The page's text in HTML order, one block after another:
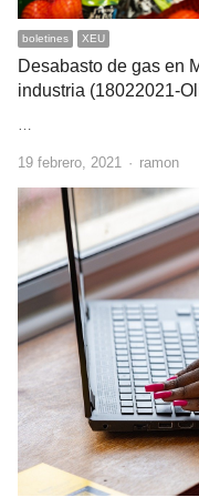
boletines XEU
Desabasto de gas en
industria (18022021-
…
19 febrero, 2021 Author
ramon